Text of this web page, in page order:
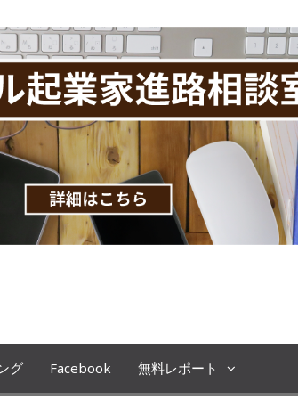
起業、教育ビジネスの極意を
グ Facebook 無料レポート